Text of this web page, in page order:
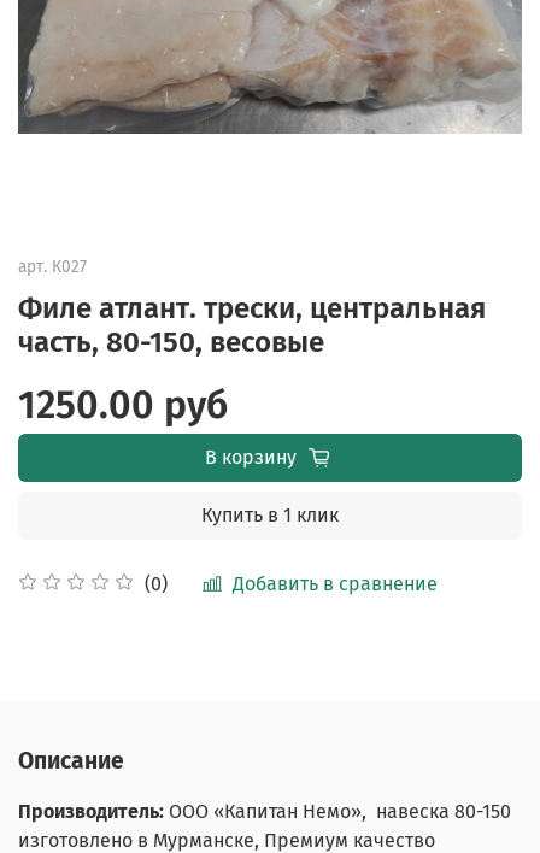
арт. К027
Филе атлант. трески, центральная
часть, 80-150, весовые
(0) Добавить в сравнение
1250.00 руб
В корзину
Купить в 1 клик
Описание
Производитель: ООО «Капитан Немо», навеска 80-150
изготовлено в Мурманске, Премиум качество